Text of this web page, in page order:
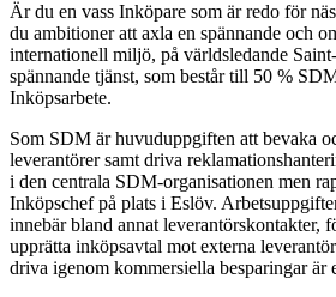
Är du en vass Inköpare som är redo för
du ambitioner att axla en spännande och
internationell miljö, på världsledande
spännande tjänst, som består till 50 %
Inköpsarbete.
Som SDM är huvuduppgiften att bevaka
leverantörer samt driva
i den centrala SDM-organisationen men
Inköpschef på plats i Eslöv.
innebär bland annat leverantörskontakter,
upprätta inköpsavtal mot externa
driva igenom kommersiella besparingar är